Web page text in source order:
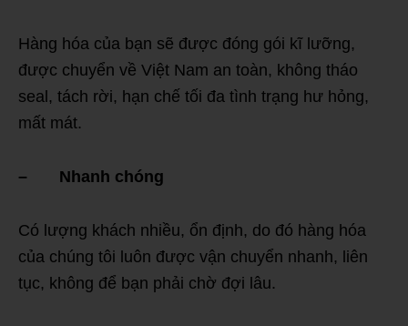
Hàng hóa của bạn sẽ được đóng gói kĩ lưỡng,
được chuyển về Việt Nam an toàn, không tháo
seal, tách rời, hạn chế tối đa tình trạng hư hỏng,
mất mát.
– Nhanh chóng
Có lượng khách nhiều, ổn định, do đó hàng hóa
của chúng tôi luôn được vận chuyển nhanh, liên
tục, không để bạn phải chờ đợi lâu.